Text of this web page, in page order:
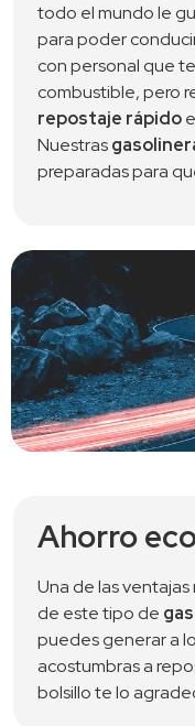
todo el mundo le
para poder
con personal que
repostaje rápido
Nuestras
preparadas para
Ahorro
Una de las
de este tipo de
puedes generar a
acostumbras a
bolsillo te lo